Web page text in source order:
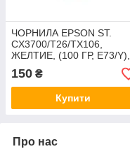
ЧОРНИЛА EPSON ST.
CX3700/T26/TX106,
ЖЕЛТИЕ, (100 ГР, E73/Y),
WWM
150 ₴
Купити
Про нас